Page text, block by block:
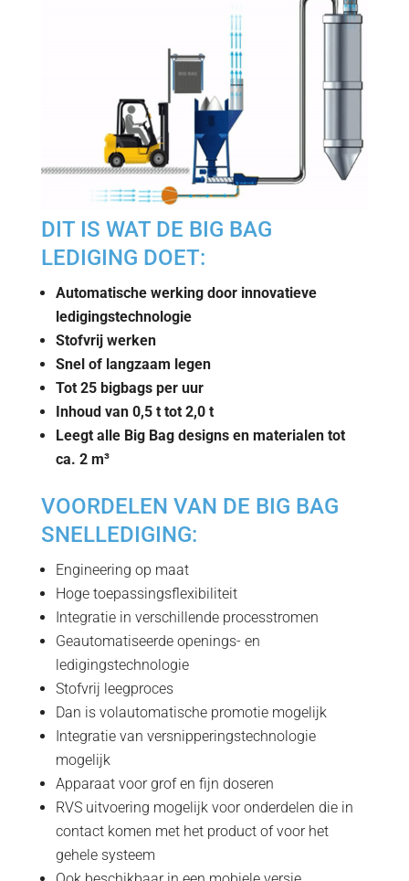
DIT IS WAT DE BIG BAG
LEDIGING DOET:
Automatische werking door innovatieve
ledigingstechnologie
Stofvrij werken
Snel of langzaam legen
Tot 25 bigbags per uur
Inhoud van 0,5 t tot 2,0 t
Leegt alle Big Bag designs en materialen tot
ca. 2 m³
VOORDELEN VAN DE BIG BAG
SNELLEDIGING:
Engineering op maat
Hoge toepassingsflexibiliteit
Integratie in verschillende processtromen
Geautomatiseerde openings- en
ledigingstechnologie
Stofvrij leegproces
Dan is volautomatische promotie mogelijk
Integratie van versnipperingstechnologie
mogelijk
Apparaat voor grof en fijn doseren
RVS uitvoering mogelijk voor onderdelen die in
contact komen met het product of voor het
gehele systeem